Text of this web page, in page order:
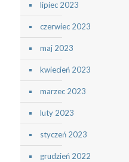
lipiec 2023
czerwiec 2023
maj 2023
kwiecień 2023
marzec 2023
luty 2023
styczeń 2023
grudzień 2022